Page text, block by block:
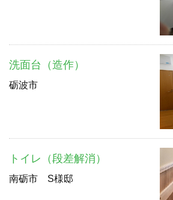
洗面台（造作）
砺波市
トイレ（段差解消）
南砺市 S様邸